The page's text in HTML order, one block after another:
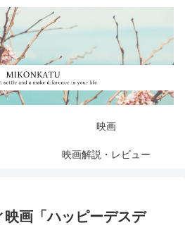
映画
映画解説・レビュー
映画「ハッピーデスデ